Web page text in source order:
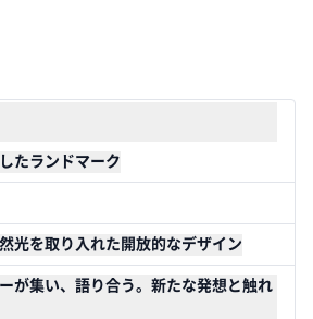
たランドマーク
光を取り入れた開放的なデザイン
が集い、語り合う。新たな発想と触れ